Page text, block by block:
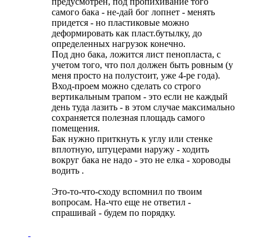
самого бака - не-дай бог лопнет - менять
придется - но пластиковые можно
деформировать как пласт.бутылку, до
определенных нагрузок конечно.
Под дно бака, ложится лист пенопласта, с
учетом того, что пол должен быть ровным (у
меня просто на полустоит, уже 4-ре года).
Вход-проем можно сделать со строго
вертикальным трапом - это если не каждый
день туда лазить - в этом случае максимально
сохраняется полезная площадь самого
помещения.
Бак нужно приткнуть к углу или стенке
вплотную, штуцерами наружу - ходить
вокруг бака не надо - это не елка - хороводы
водить .
Это-то-что-сходу вспомнил по твоим
вопросам. На-что еще не ответил -
спрашивай - будем по порядку.